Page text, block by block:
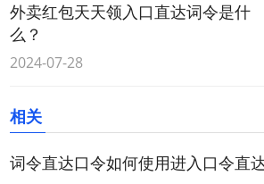
外卖红包天天领入口直达词令是什
么？
2024-07-28
相关
词令直达口令如何使用进入口令直